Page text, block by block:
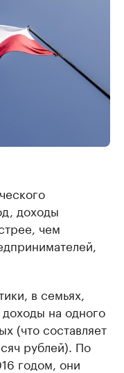
доходы
чем
в семьях,
на одного
(что составляет
рублей). По
годом, они